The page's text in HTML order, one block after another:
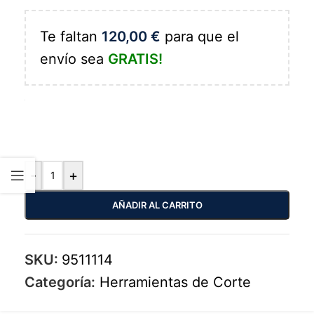
Te faltan 120,00 € para que el
envío sea GRATIS!
- +
AÑADIR AL CARRITO
SKU: 9511114
Categoría: Herramientas de Corte